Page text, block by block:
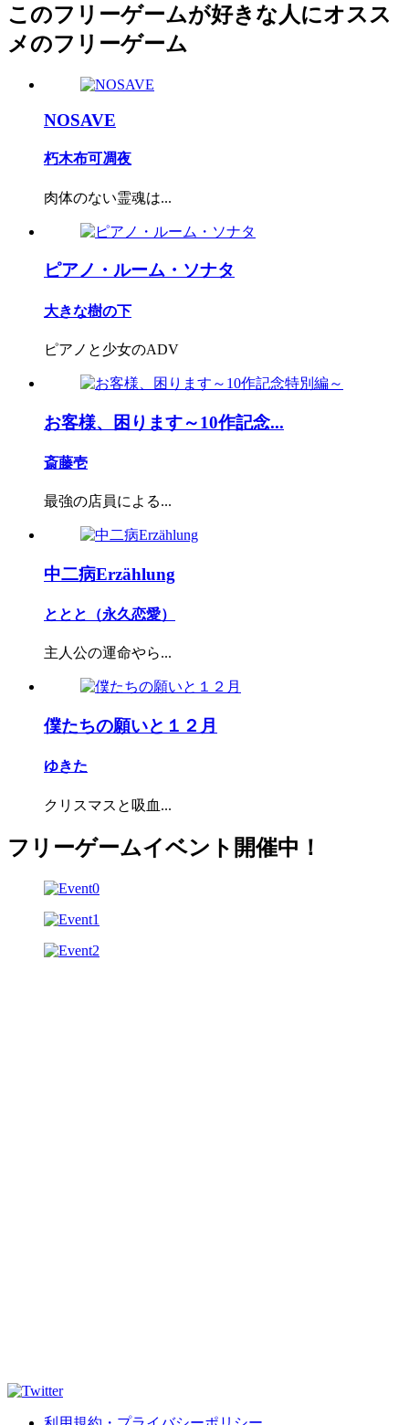
このフリーゲームが好きな人にオスス
メのフリーゲーム
NOSAVE
朽木布可凋夜
肉体のない霊魂は...
ピアノ・ルーム・ソナタ
大きな樹の下
ピアノと少女のADV
お客様、困ります～10作記念...
斎藤壱
最強の店員による...
中二病Erzählung
ととと（永久恋愛）
主人公の運命やら...
僕たちの願いと１２月
ゆきた
クリスマスと吸血...
フリーゲームイベント開催中！